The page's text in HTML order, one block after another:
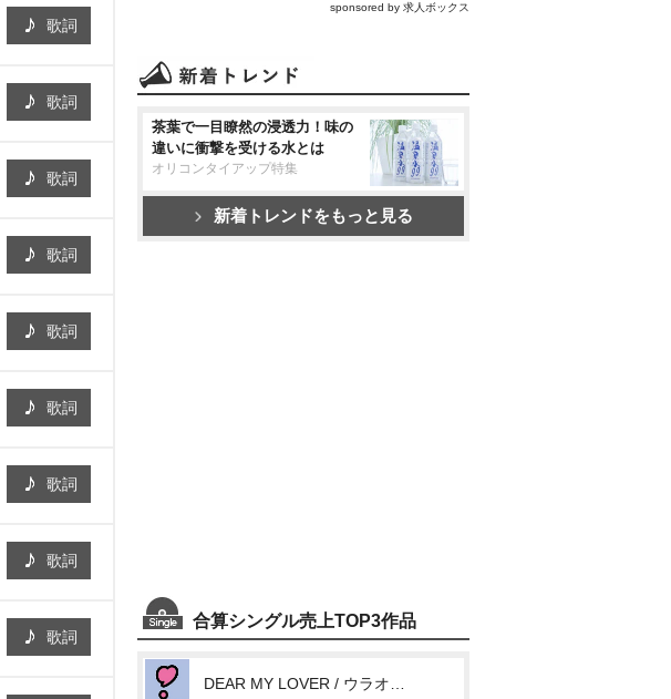
歌詞
歌詞
歌詞
歌詞
歌詞
歌詞
歌詞
歌詞
歌詞
sponsored by 求人ボックス
茶葉で一目瞭然の浸透力！味の
違いに衝撃を受ける水とは
オリコンタイアップ特集
新着トレンドをもっと見る
合算シングル売上TOP3作品